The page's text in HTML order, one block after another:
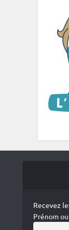
Recevez
Prénom